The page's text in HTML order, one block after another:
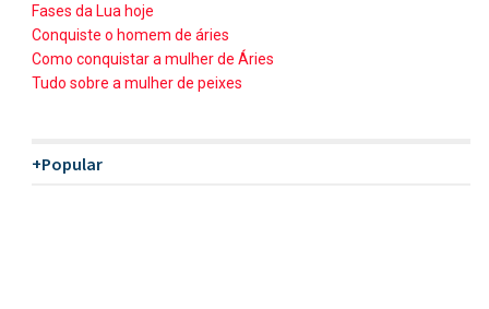
Fases da Lua hoje
Conquiste o homem de áries
Como conquistar a mulher de Áries
Tudo sobre a mulher de peixes
+Popular